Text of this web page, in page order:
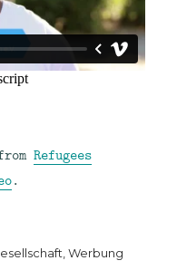
Refugees
.
,Werbung